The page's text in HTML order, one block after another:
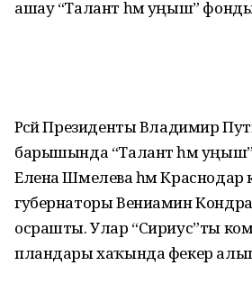
ашау “Талант һәм уңыш” фонды
Рәсәй Президенты Владимир
барышында “Талант һәм уңыш”
Елена Шмелева һәм Краснодар
губернаторы Вениамин
осрашты. Улар “Сириус”ты
пландары хаҡында фекер